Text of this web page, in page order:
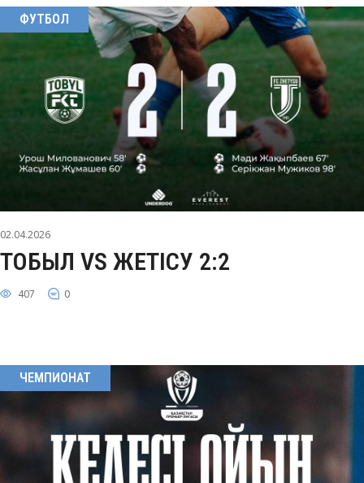
ФУТБОЛ
02.04.2026
ТОБЫЛ VS ЖЕТІСУ 2:2
407 0
ЧЕМПИОНАТ